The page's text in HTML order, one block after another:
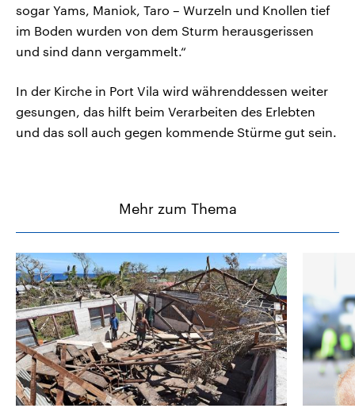
sogar Yams, Maniok, Taro – Wurzeln und Knollen tief
im Boden wurden von dem Sturm herausgerissen
und sind dann vergammelt.“
In der Kirche in Port Vila wird währenddessen weiter
gesungen, das hilft beim Verarbeiten des Erlebten
und das soll auch gegen kommende Stürme gut sein.
Mehr zum Thema